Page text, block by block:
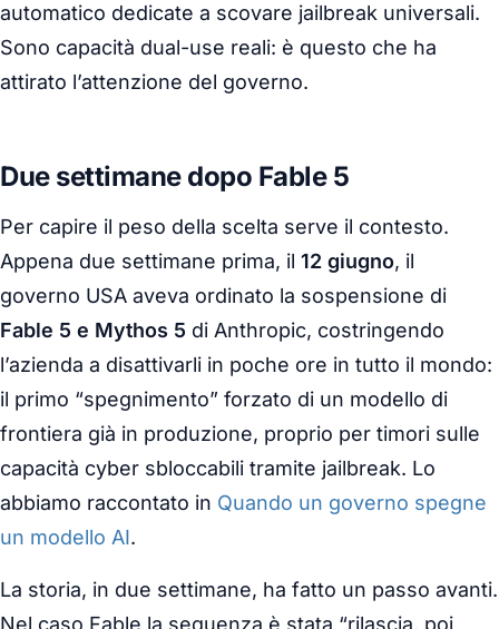
automatico dedicate a scovare jailbreak universali.
Sono capacità dual-use reali: è questo che ha
attirato l’attenzione del governo.
Due settimane dopo Fable 5
Per capire il peso della scelta serve il contesto.
Appena due settimane prima, il 12 giugno, il
governo USA aveva ordinato la sospensione di
Fable 5 e Mythos 5 di Anthropic, costringendo
l’azienda a disattivarli in poche ore in tutto il mondo:
il primo “spegnimento” forzato di un modello di
frontiera già in produzione, proprio per timori sulle
capacità cyber sbloccabili tramite jailbreak. Lo
abbiamo raccontato in Quando un governo spegne
un modello AI.
La storia, in due settimane, ha fatto un passo avanti.
Nel caso Fable la sequenza è stata “rilascia, poi